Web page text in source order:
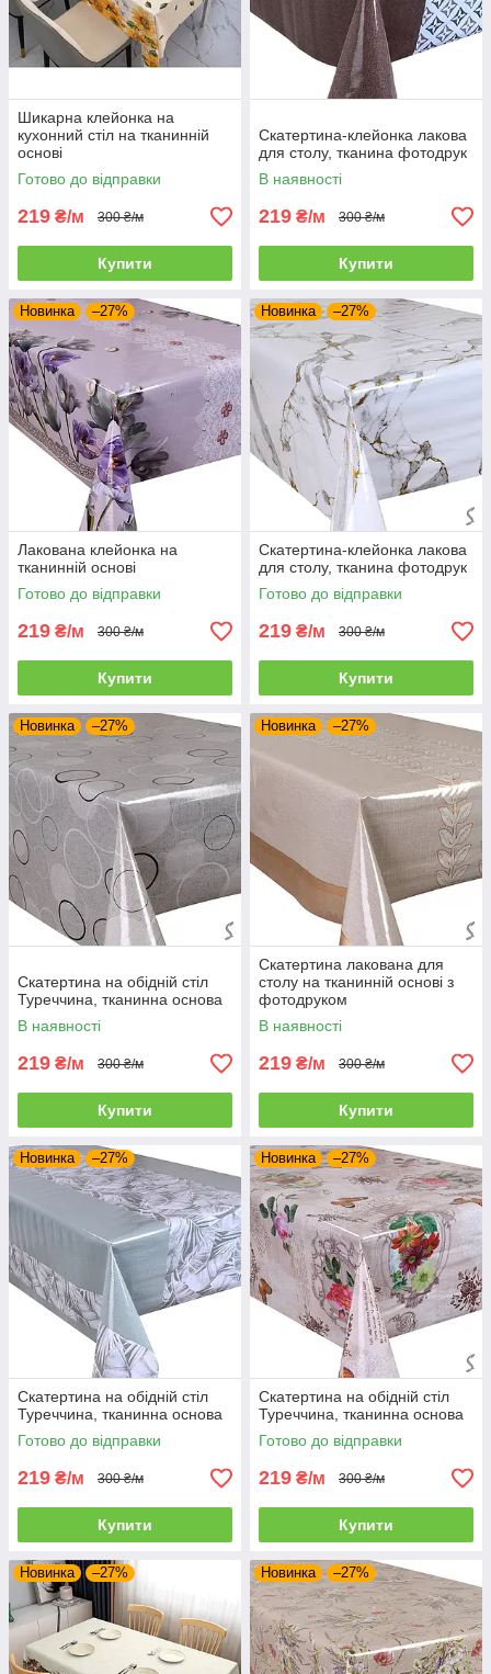
Шикарна клейонка на
кухонний стіл на тканинній
основі
Готово до відправки
219 ₴/м 300 ₴/м
Купити
Скатертина-клейонка лакова
для столу, тканина фотодрук
В наявності
219 ₴/м 300 ₴/м
Купити
Новинка –27%
Лакована клейонка на
тканинній основі
Готово до відправки
219 ₴/м 300 ₴/м
Купити
Новинка –27%
Скатертина-клейонка лакова
для столу, тканина фотодрук
Готово до відправки
219 ₴/м 300 ₴/м
Купити
Новинка –27%
Скатертина на обідній стіл
Туреччина, тканинна основа
В наявності
219 ₴/м 300 ₴/м
Купити
Новинка –27%
Скатертина лакована для
столу на тканинній основі з
фотодруком
В наявності
219 ₴/м 300 ₴/м
Купити
Новинка –27%
Скатертина на обідній стіл
Туреччина, тканинна основа
Готово до відправки
219 ₴/м 300 ₴/м
Купити
Новинка –27%
Скатертина на обідній стіл
Туреччина, тканинна основа
Готово до відправки
219 ₴/м 300 ₴/м
Купити
Новинка –27% Новинка –27%